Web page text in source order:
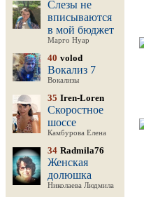
Слезы не
вписываются
в мой бюджет
Марго Нуар
40 volod
Вокализ 7
Вокализы
35 Iren-Loren
Скоростное
шоссе
Камбурова Елена
34 Radmila76
Женская
долюшка
Николаева Людмила